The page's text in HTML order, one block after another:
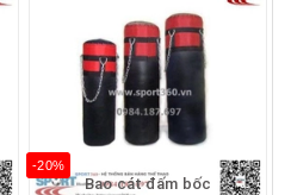
-20%
Bao cát đấm bốc